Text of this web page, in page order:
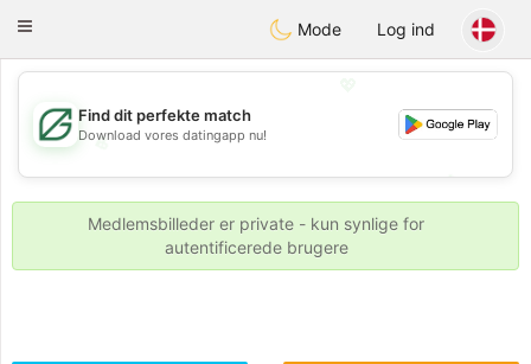
GulfDating
Toggle
Mode Log ind
💖
💕
💕
Find dit perfekte match
Download vores datingapp nu!
Medlemsbilleder er private - kun synlige for
autentificerede brugere